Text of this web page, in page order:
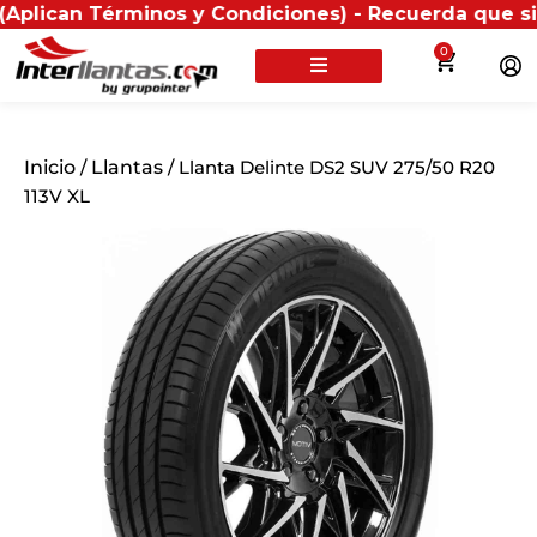
Términos y Condiciones) - Recuerda que si
0
Inicio / Llantas / Llanta Delinte DS2 SUV 275/50 R20
113V XL